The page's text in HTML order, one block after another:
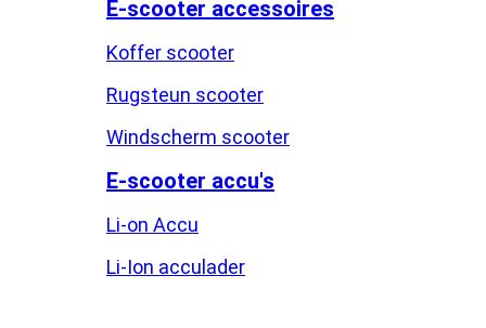
E-scooter accessoires
Koffer scooter
Rugsteun scooter
Windscherm scooter
E-scooter accu's
Li-on Accu
Li-Ion acculader